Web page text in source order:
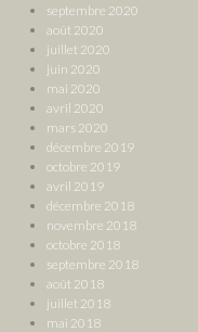
septembre 2020
août 2020
juillet 2020
juin 2020
mai 2020
avril 2020
mars 2020
décembre 2019
octobre 2019
avril 2019
décembre 2018
novembre 2018
octobre 2018
septembre 2018
août 2018
juillet 2018
mai 2018